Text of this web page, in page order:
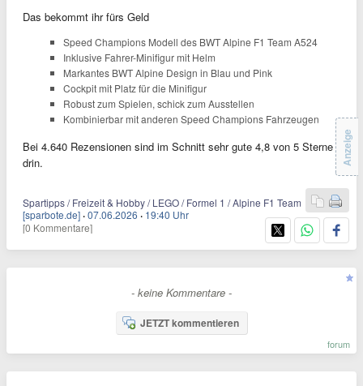
Das bekommt ihr fürs Geld
Speed Champions Modell des BWT Alpine F1 Team A524
Inklusive Fahrer-Minifigur mit Helm
Markantes BWT Alpine Design in Blau und Pink
Cockpit mit Platz für die Minifigur
Robust zum Spielen, schick zum Ausstellen
Kombinierbar mit anderen Speed Champions Fahrzeugen
Bei 4.640 Rezensionen sind im Schnitt sehr gute 4,8 von 5 Sterne
drin.
Spartipps / Freizeit & Hobby / LEGO / Formel 1 / Alpine F1 Team
[sparbote.de] ·07.06.2026 · 19:40 Uhr
[0 Kommentare]
Anzeige
- keine Kommentare -
JETZT kommentieren
forum